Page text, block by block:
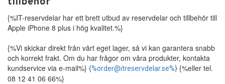
Tillbehör
Erbjudande!
Datorsökning
{%IT-reservdelar har ett brett utbud av reservdelar och tillbehör till
Apple iPhone 8 plus i hög kvalitet.%}
{%Vi skickar direkt från vårt eget lager, så vi kan garantera snabb
och korrekt frakt. Om du har frågor om våra produkter, kontakta
kundservice via e-mail%} {%order@itreservdelar.se%} {%eller tel.
08 12 41 06 66%}